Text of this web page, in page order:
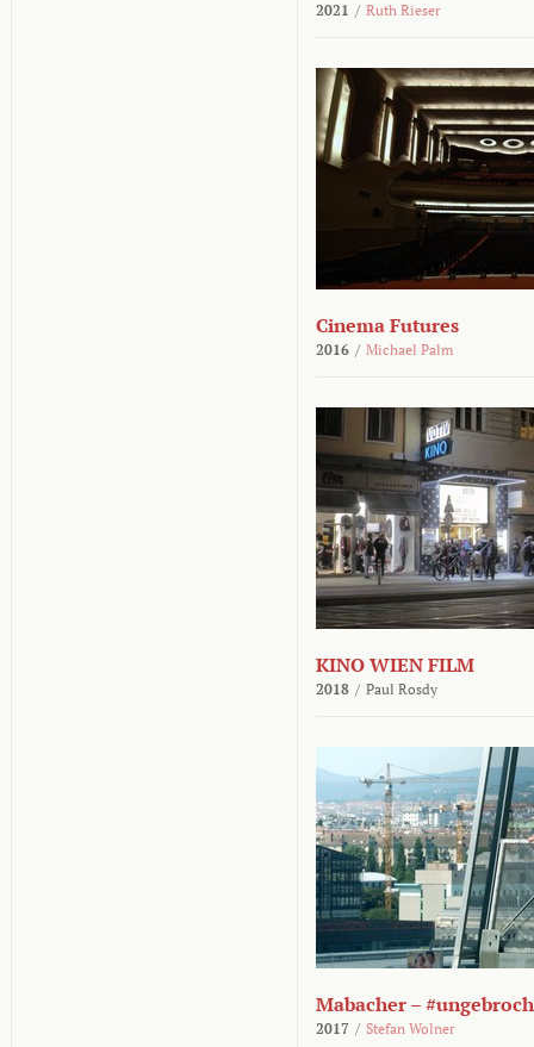
2021 / Ruth Rieser
Cinema Futures
2016 / Michael Palm
KINO WIEN FILM
2018 / Paul Rosdy
Mabacher –
2017 / Stefan Wolner